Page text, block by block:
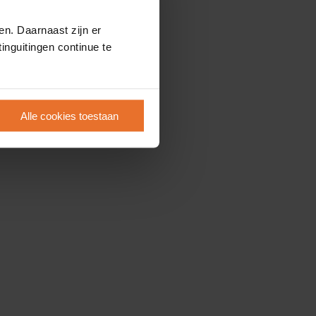
Daarnaast zijn er
continue te
Alle cookies toestaan